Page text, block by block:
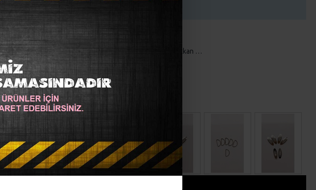
Satın alabilmek için asgari adet: 2
BENZER ÜRÜNLER
D Halka gold
15,00TL
Açık Kapalı Dükkan Kapı Süsü
Hobi Malzemeleri